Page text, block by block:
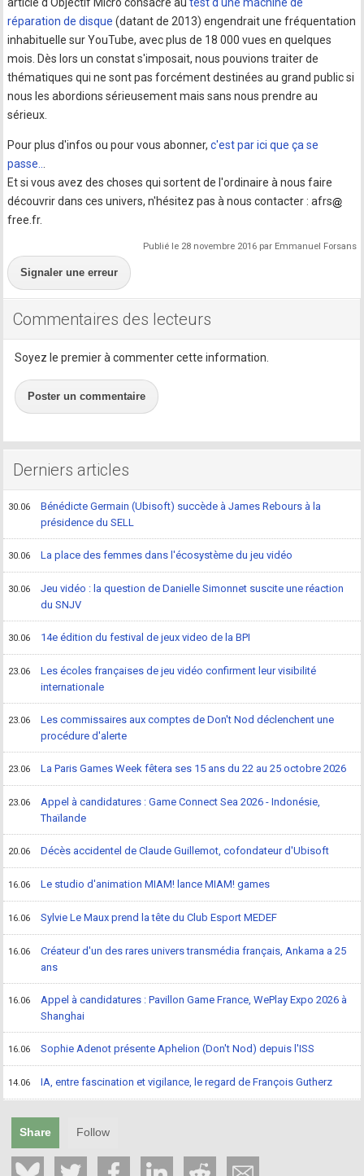
réparation de disque (datant de 2013) engendrait une fréquentation
inhabituelle sur YouTube, avec plus de 18 000 vues en quelques
mois. Dès lors un constat s'imposait, nous pouvions traiter de
thématiques qui ne sont pas forcément destinées au grand public si
nous les abordions sérieusement mais sans nous prendre au
sérieux.
Pour plus d'infos ou pour vous abonner,c'est par ici que ça se
passe..
Et si vous avez des choses qui sortent de l'ordinaire à nous faire
découvrir dans ces univers, n'hésitez pas à nous contacter : afrs
free.fr.
Publié le 28 novembre 2016 par Emmanuel Forsans
Signaler une erreur
Commentaires des lecteurs
Soyez le premier à commenter cette information.
Poster un commentaire
Derniers articles
30.06
Bénédicte Germain (Ubisoft) succède à James Rebours à la
présidence du SELL
30.06 La place des femmes dans l'écosystème du jeu vidéo
30.06
Jeu vidéo : la question de Danielle Simonnet suscite une réaction
du SNJV
30.06 14e édition du festival de jeux video de la BPI
23.06
Les écoles françaises de jeu vidéo confirment leur visibilité
internationale
23.06
Les commissaires aux comptes de Don't Nod déclenchent une
procédure d'alerte
23.06 La Paris Games Week fêtera ses 15 ans du 22 au 25 octobre 2026
23.06
Appel à candidatures : Game Connect Sea 2026 - Indonésie,
Thaïlande
20.06 Décès accidentel de Claude Guillemot, cofondateur d'Ubisoft
16.06 Le studio d'animation MIAM! lance MIAM! games
16.06 Sylvie Le Maux prend la tête du Club Esport MEDEF
16.06
Créateur d'un des rares univers transmédia français, Ankama a 25
ans
16.06
Appel à candidatures : Pavillon Game France, WePlay Expo 2026 à
Shanghai
16.06 Sophie Adenot présente Aphelion (Don't Nod) depuis l'ISS
14.06 IA, entre fascination et vigilance, le regard de François Gutherz
Share Follow